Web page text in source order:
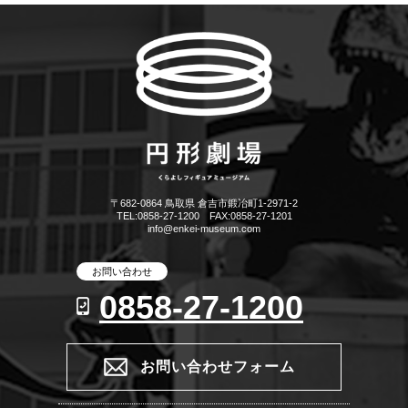
〒682-0864 鳥取県 倉吉市鍛冶町1-2971-2
TEL:0858-27-1200 FAX:0858-27-1201
info@enkei-museum.com
お問い合わせ
0858-27-1200
お問い合わせフォーム